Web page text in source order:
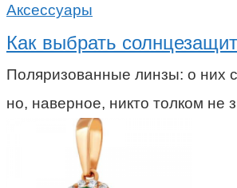
Аксессуары
Как выбрать
Поляризованные линзы: о них
но, наверное, никто толком не